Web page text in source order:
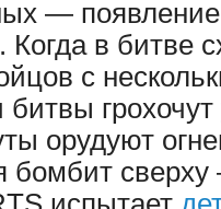
—
Когда в битве
с
битвы грохочут
орудуют
бомбит